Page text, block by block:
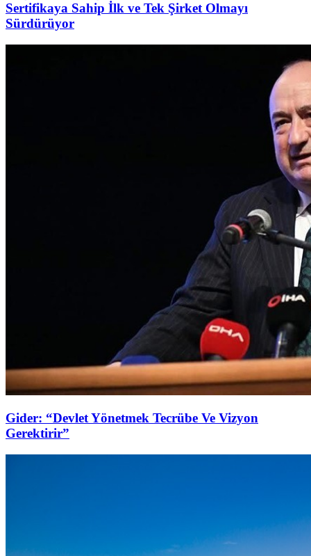
Sertifikaya Sahip İlk ve Tek Şirket Olmayı
Sürdürüyor
Gider: “Devlet Yönetmek Tecrübe Ve Vizyon
Gerektirir”